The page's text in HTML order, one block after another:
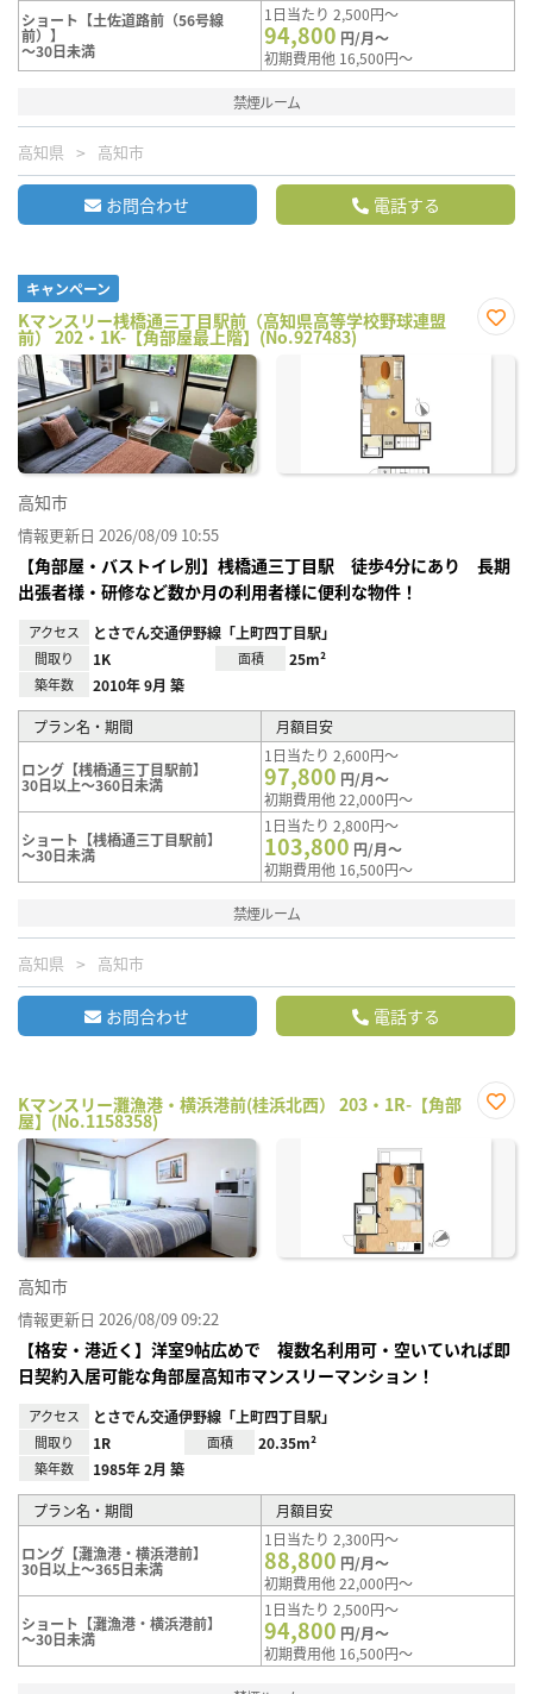
ショート【土佐道路前（56号線
前）】
～30日未満
1日当たり 2,500円～
94,800 円/月～
初期費用他 16,500円～
禁煙ルーム
高知県 高知市
お問合わせ 電話する
キャンペーン
Kマンスリー桟橋通三丁目駅前（高知県高等学校野球連盟
前） 202・1K-【角部屋最上階】(No.927483)
に入
高知市
情報更新日 2026/08/09 10:55
【角部屋・バストイレ別】桟橋通三丁目駅 徒歩4分にあり 長期
出張者様・研修など数か月の利用者様に便利な物件！
アクセス とさでん交通伊野線「上町四丁目駅」
間取り 1K 面積 25m²
築年数 2010年 9月 築
プラン名・期間 月額目安
ロング【桟橋通三丁目駅前】
30日以上～360日未満
1日当たり 2,600円～
97,800 円/月～
初期費用他 22,000円～
ショート【桟橋通三丁目駅前】
～30日未満
1日当たり 2,800円～
103,800 円/月～
初期費用他 16,500円～
禁煙ルーム
高知県 高知市
お問合わせ 電話する
Kマンスリー灘漁港・横浜港前(桂浜北西） 203・1R-【角部
屋】(No.1158358)
に入
高知市
情報更新日 2026/08/09 09:22
【格安・港近く】洋室9帖広めで 複数名利用可・空いていれば即
日契約入居可能な角部屋高知市マンスリーマンション！
アクセス とさでん交通伊野線「上町四丁目駅」
間取り 1R 面積 20.35m²
築年数 1985年 2月 築
プラン名・期間 月額目安
ロング【灘漁港・横浜港前】
30日以上～365日未満
1日当たり 2,300円～
88,800 円/月～
初期費用他 22,000円～
ショート【灘漁港・横浜港前】
～30日未満
1日当たり 2,500円～
94,800 円/月～
初期費用他 16,500円～